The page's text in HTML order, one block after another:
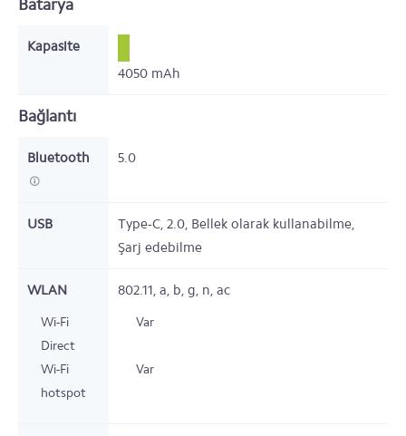
Batarya
Kapasite
4050 mAh
Bağlantı
Bluetooth 5.0
USB Type-C, 2.0, Bellek olarak kullanabilme,
Şarj edebilme
WLAN 802.11, a, b, g, n, ac
Wi-Fi
Direct
Var
Wi-Fi
hotspot
Var